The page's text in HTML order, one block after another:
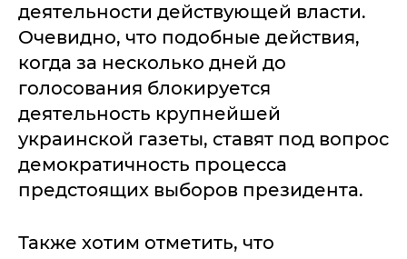
деятельности действующей власти.
Очевидно, что подобные действия,
когда за несколько дней до
голосования блокируется
деятельность крупнейшей
украинской газеты, ставят под вопрос
демократичность процесса
предстоящих выборов президента.
Также хотим отметить, что